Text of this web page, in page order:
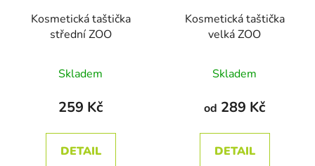
Kosmetická taštička
střední ZOO
hodnocení
produktu
5,0
z
Skladem
259 Kč
DETAIL
Kosmetická taštička
velká ZOO
hodnocení
produktu
5,0
z
Skladem
od 289 Kč
DETAIL